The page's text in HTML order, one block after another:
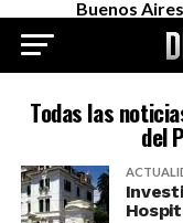
Buenos
Todas las
del